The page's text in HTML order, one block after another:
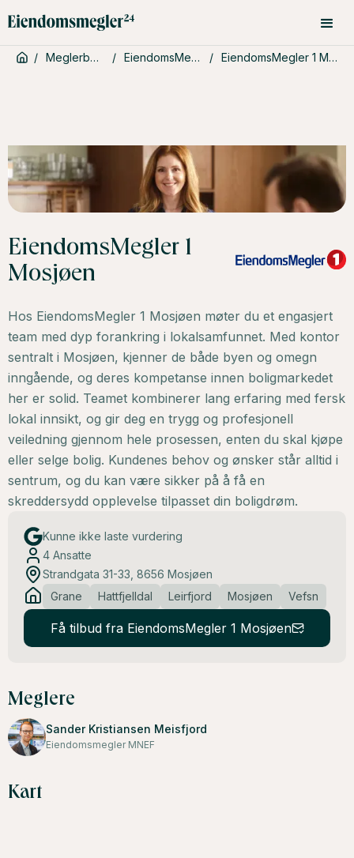
/ Meglerbyråer / EiendomsMegler 1 / EiendomsMegler 1 Mosjøen
EiendomsMegler 1
Mosjøen
Hos EiendomsMegler 1 Mosjøen møter du et engasjert
team med dyp forankring i lokalsamfunnet. Med kontor
sentralt i Mosjøen, kjenner de både byen og omegn
inngående, og deres kompetanse innen boligmarkedet
her er solid. Teamet kombinerer lang erfaring med fersk
lokal innsikt, og gir deg en trygg og profesjonell
veiledning gjennom hele prosessen, enten du skal kjøpe
eller selge bolig. Kundenes behov og ønsker står alltid i
sentrum, og du kan være sikker på å få en
skreddersydd opplevelse tilpasset din boligdrøm.
Kunne ikke laste vurdering
4 Ansatte
Strandgata 31-33, 8656 Mosjøen
Grane
Hattfjelldal Leirfjord Mosjøen Vefsn
Få tilbud fra EiendomsMegler 1 Mosjøen
Meglere
Sander Kristiansen Meisfjord
Eiendomsmegler MNEF
Kart